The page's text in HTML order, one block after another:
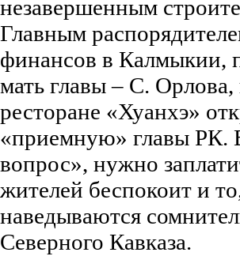
незавершенным
Главным
финансов в Калмыкии,
мать главы – С.
ресторане «Хуанхэ»
«приемную» главы РК.
вопрос», нужно
жителей беспокоит и
наведываются
Северного Кавказа.